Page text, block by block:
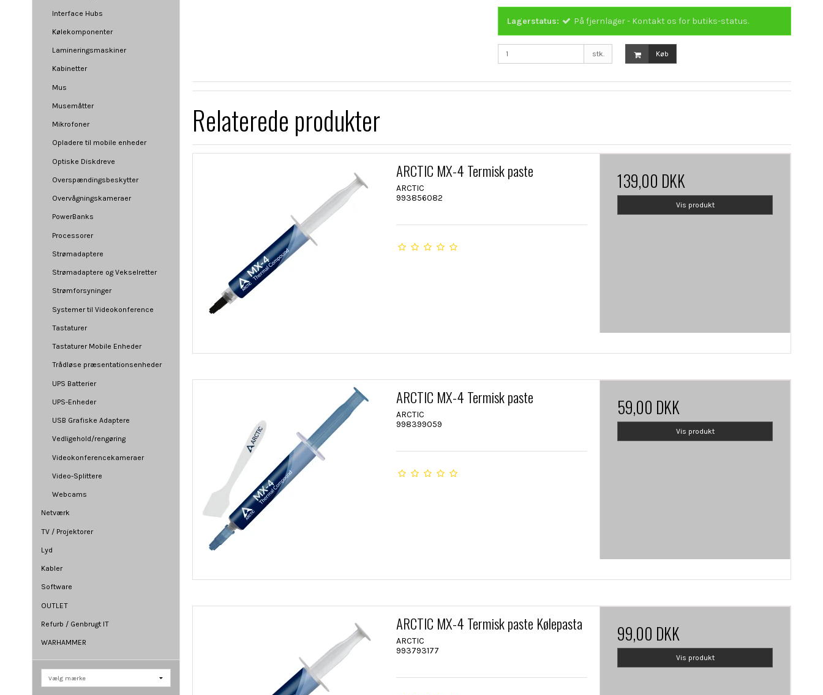
Interface Hubs
Kølekomponenter
Lamineringsmaskiner
Kabinetter
Mus
Musemåtter
Mikrofoner
Opladere til mobile enheder
Optiske Diskdreve
Overspændingsbeskytter
Overvågningskameraer
PowerBanks
Processorer
Strømadaptere
Strømadaptere og Vekselretter
Strømforsyninger
Systemer til Videokonference
Tastaturer
Tastaturer Mobile Enheder
Trådløse præsentationsenheder
UPS Batterier
UPS-Enheder
USB Grafiske Adaptere
Vedligehold/rengøring
Videokonferencekameraer
Video-Splittere
Webcams
Netværk
TV / Projektorer
Lyd
Kabler
Software
OUTLET
Refurb / Genbrugt IT
WARHAMMER
Lagerstatus: På fjernlager - Kontakt os for butiks-status.
stk. Køb
Relaterede produkter
ARCTIC MX-4 Termisk paste
ARCTIC
993856082
139,00 DKK
Vis produkt
ARCTIC MX-4 Termisk paste
ARCTIC
998399059
59,00 DKK
Vis produkt
ARCTIC MX-4 Termisk paste Kølepasta
ARCTIC
993793177
99,00 DKK
Vis produkt